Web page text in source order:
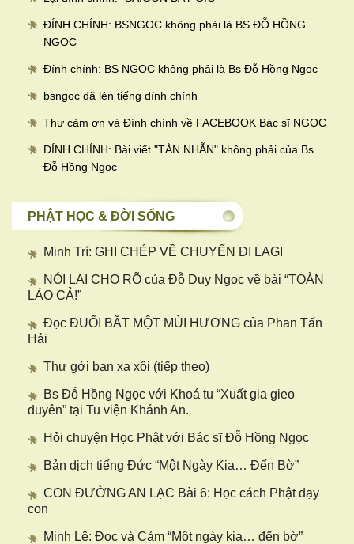
ĐÍNH CHÍNH: BSNGOC không phải là BS ĐỖ HỒNG
NGỌC
Đính chính: BS NGỌC không phải là Bs Đỗ Hồng Ngọc
bsngoc đã lên tiếng đính chính
Thư cảm ơn và Đính chính về FACEBOOK Bác sĩ NGỌC
ĐÍNH CHÍNH: Bài viết "TÀN NHẪN" không phải của Bs
Đỗ Hồng Ngọc
PHẬT HỌC & ĐỜI SỐNG
Minh Trí: GHI CHÉP VỀ CHUYẾN ĐI LAGI
NÓI LẠI CHO RÕ của Đỗ Duy Ngọc về bài “TOÀN
LÁO CẢ!”
Đọc ĐUỔI BẮT MỘT MÙI HƯƠNG của Phan Tấn
Hải
Thư gởi bạn xa xôi (tiếp theo)
Bs Đỗ Hồng Ngọc với Khoá tu “Xuất gia gieo
duyên” tại Tu viện Khánh An.
Hỏi chuyện Học Phật với Bác sĩ Đỗ Hồng Ngọc
Bản dịch tiếng Đức “Một Ngày Kia… Đến Bờ”
CON ĐƯỜNG AN LẠC Bài 6: Học cách Phật dạy
con
Minh Lê: Đọc và Cảm “Một ngày kia… đến bờ”